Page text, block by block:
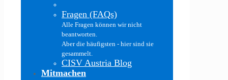
Fragen (FAQs)
Alle Fragen können wir nicht
beantworten.
Aber die häufigsten - hier sind sie
gesammelt.
CISV Austria Blog
Mitmachen